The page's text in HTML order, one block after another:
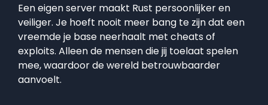
Een eigen server maakt Rust persoonlijker en
veiliger. Je hoeft nooit meer bang te zijn dat een
vreemde je base neerhaalt met cheats of
exploits. Alleen de mensen die jij toelaat spelen
mee, waardoor de wereld betrouwbaarder
aanvoelt.